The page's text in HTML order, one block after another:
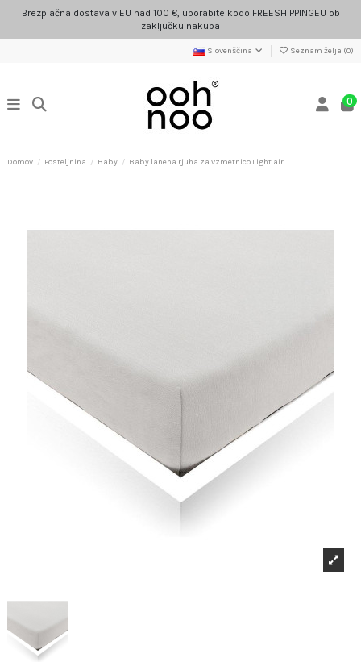
Brezplačna dostava v EU nad 100 €, uporabite kodo FREESHIPPINGEU ob
zaključku nakupa
Slovenščina Seznam želja (0)
0
Domov Posteljnina Baby Baby lanena rjuha za vzmetnico Light air